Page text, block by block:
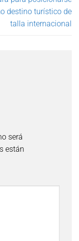
destino turístico de
talla internacional
será
están